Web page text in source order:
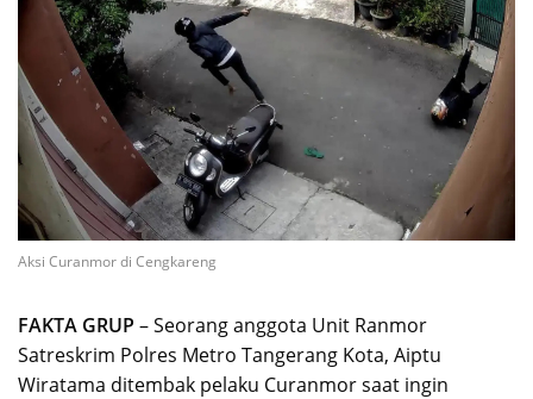
Aksi Curanmor di Cengkareng
FAKTA GRUP – Seorang anggota Unit Ranmor
Satreskrim Polres Metro Tangerang Kota, Aiptu
Wiratama ditembak pelaku Curanmor saat ingin